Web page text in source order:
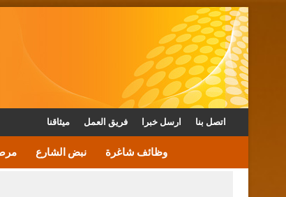
ميثاقنا فريق العمل ارسل خبرا اتصل بنا
نبض الشارع وظائف شاغرة